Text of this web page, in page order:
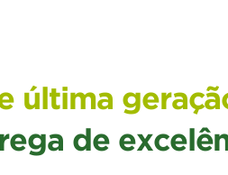
última
de